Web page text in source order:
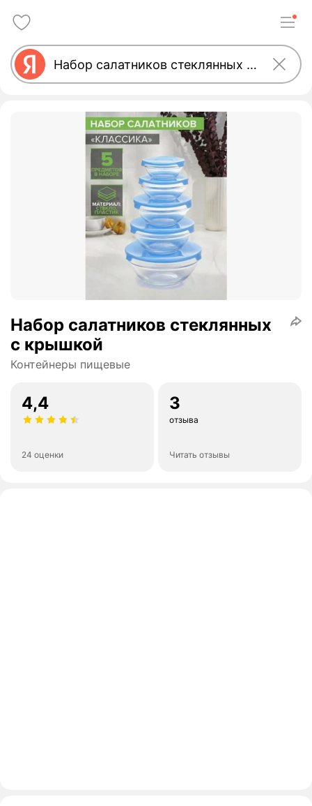
Набор салатников стеклянных
с крышкой
Контейнеры пищевые
4,4
24 оценки
3
отзыва
Читать отзывы